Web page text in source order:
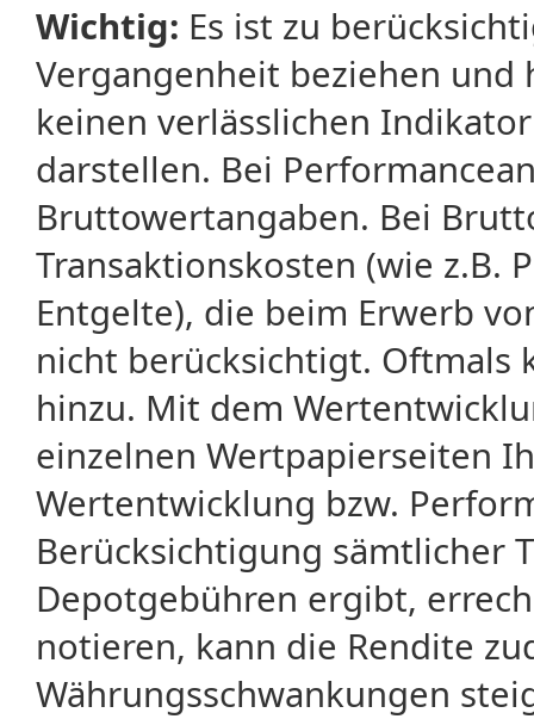
Wichtig: Es ist zu
Vergangenheit beziehen
keinen verlässlichen
darstellen. Bei
Bruttowertangaben. Bei
Transaktionskosten (wie z.B.
Entgelte), die beim Erwerb
nicht berücksichtigt. Oftmals
hinzu. Mit dem
einzelnen Wertpapierseiten
Wertentwicklung bzw.
Berücksichtigung sämtlicher
Depotgebühren ergibt,
notieren, kann die Rendite
Währungsschwankungen